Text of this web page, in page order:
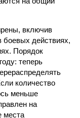
включив
действиях,
Порядок
теперь
количество
меньше
на
места